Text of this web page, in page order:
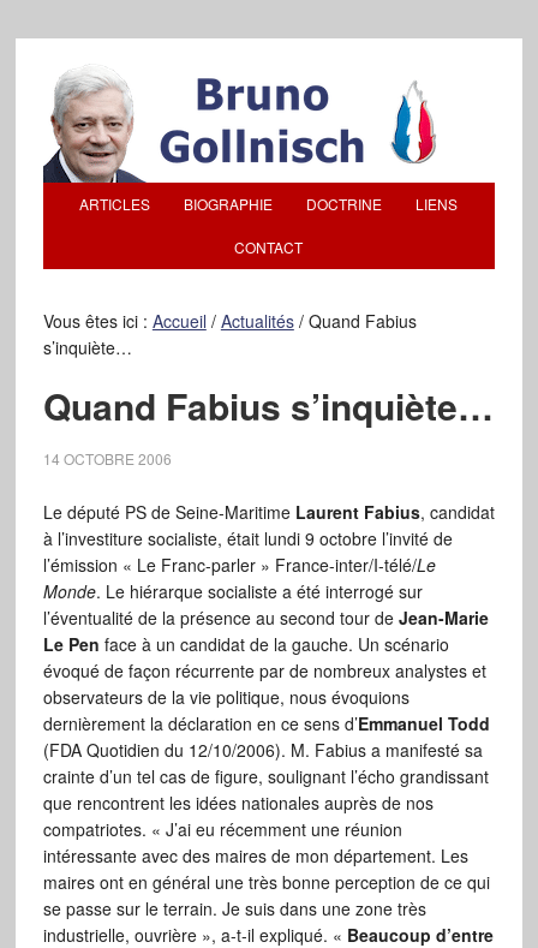
ARTICLES BIOGRAPHIE DOCTRINE LIENS
CONTACT
Vous êtes ici : Accueil / Actualités /Quand Fabius
s’inquiète…
Quand Fabius s’inquiète…
14 OCTOBRE 2006
Le député PS de Seine-Maritime Laurent Fabius, candidat
à l’investiture socialiste, était lundi 9 octobre l’invité de
l’émission « Le Franc-parler » France-inter/I-télé/Le
Monde. Le hiérarque socialiste a été interrogé sur
l’éventualité de la présence au second tour de Jean-Marie
Le Pen face à un candidat de la gauche. Un scénario
évoqué de façon récurrente par de nombreux analystes et
observateurs de la vie politique, nous évoquions
dernièrement la déclaration en ce sens d’Emmanuel Todd
(FDA Quotidien du 12/10/2006). M. Fabius a manifesté sa
crainte d’un tel cas de figure, soulignant l’écho grandissant
que rencontrent les idées nationales auprès de nos
compatriotes. « J’ai eu récemment une réunion
intéressante avec des maires de mon département. Les
maires ont en général une très bonne perception de ce qui
se passe sur le terrain. Je suis dans une zone très
industrielle, ouvrière », a-t-il expliqué. « Beaucoup d’entre